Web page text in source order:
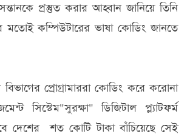
প্রস্তুত করার আহ্বান জানিয়ে তিনি
মতোই কম্পিউটারের ভাষা কোডিং জানতে
বিভাগের প্রোগ্রামাররা কোডিং করে করোনা
সিস্টেম"সুরক্ষা" ডিজিটাল প্ল্যাটফর্ম
দেশের শত কোটি টাকা বাঁচিয়েছে সেই